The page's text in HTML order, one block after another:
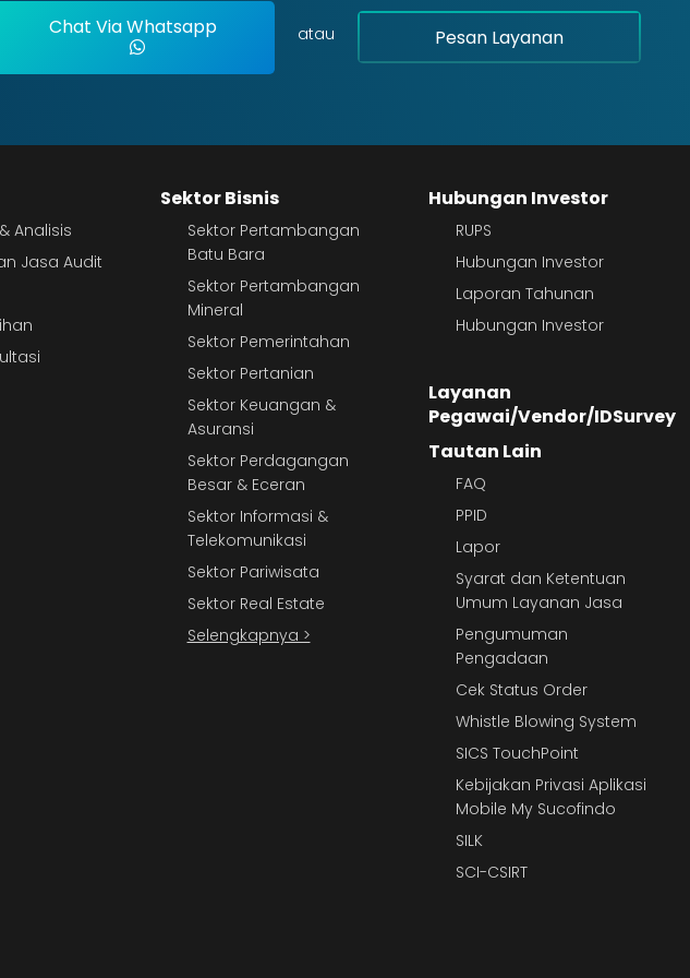
Chat Via Whatsapp atau Pesan Layanan
Analisis
Jasa Audit
Sektor Bisnis
Sektor Pertambangan
Batu Bara
Sektor Pertambangan
Mineral
Sektor Pemerintahan
Sektor Pertanian
Sektor Keuangan &
Asuransi
Sektor Perdagangan
Besar & Eceran
Sektor Informasi &
Telekomunikasi
Sektor Pariwisata
Sektor Real Estate
Selengkapnya >
Hubungan Investor
RUPS
Hubungan Investor
Laporan Tahunan
Hubungan Investor
Layanan
Pegawai/Vendor/IDSurvey
Tautan Lain
FAQ
PPID
Lapor
Syarat dan Ketentuan
Umum Layanan Jasa
Pengumuman
Pengadaan
Cek Status Order
Whistle Blowing System
SICS TouchPoint
Kebijakan Privasi Aplikasi
Mobile My Sucofindo
SILK
SCI-CSIRT